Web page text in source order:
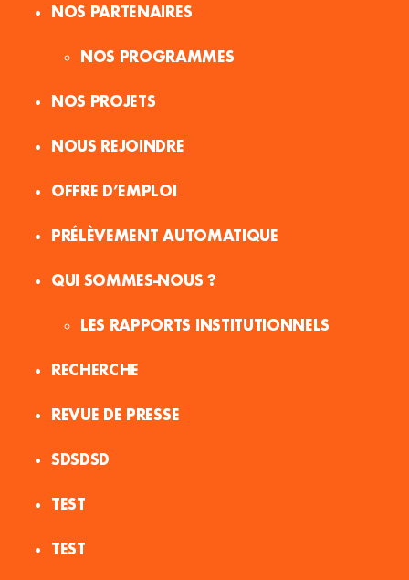
NOS PARTENAIRES
NOS PROGRAMMES
NOS PROJETS
NOUS REJOINDRE
OFFRE D’EMPLOI
PRÉLÈVEMENT AUTOMATIQUE
QUI SOMMES-NOUS ?
LES RAPPORTS INSTITUTIONNELS
RECHERCHE
REVUE DE PRESSE
SDSDSD
TEST
TEST